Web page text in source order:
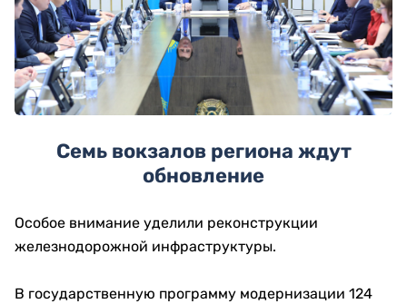
Семь вокзалов региона ждут
обновление
Особое внимание уделили реконструкции
железнодорожной инфраструктуры.
В государственную программу модернизации 124